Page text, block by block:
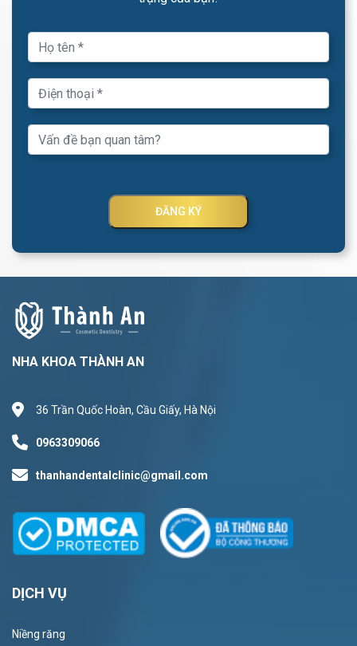
ĐĂNG KÝ
NHA KHOA THÀNH AN
36 Trần Quốc Hoàn, Cầu Giấy, Hà Nội
0963309066
thanhandentalclinic@gmail.com
DỊCH VỤ
Niềng răng